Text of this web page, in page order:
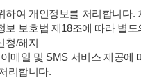
하여 개인정보를 처리합니다
보 보호법 제18조에 따라 별
청/해지
메일 및 SMS 서비스 제공
리합니다.